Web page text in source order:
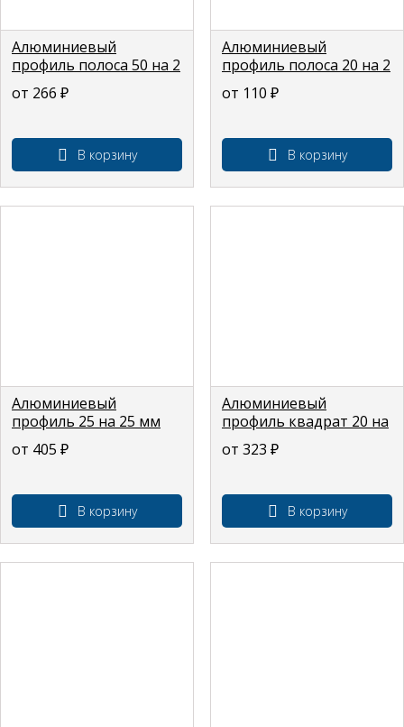
Алюминиевый
профиль полоса 50 на 2
от 266 ₽
В корзину
Алюминиевый
профиль полоса 20 на 2
от 110 ₽
В корзину
Алюминиевый
профиль 25 на 25 мм
(толщина 1,5 мм)
от 405 ₽
В корзину
Алюминиевый
профиль квадрат 20 на
20 мм (толщина стенки
1,5 мм)
от 323 ₽
В корзину